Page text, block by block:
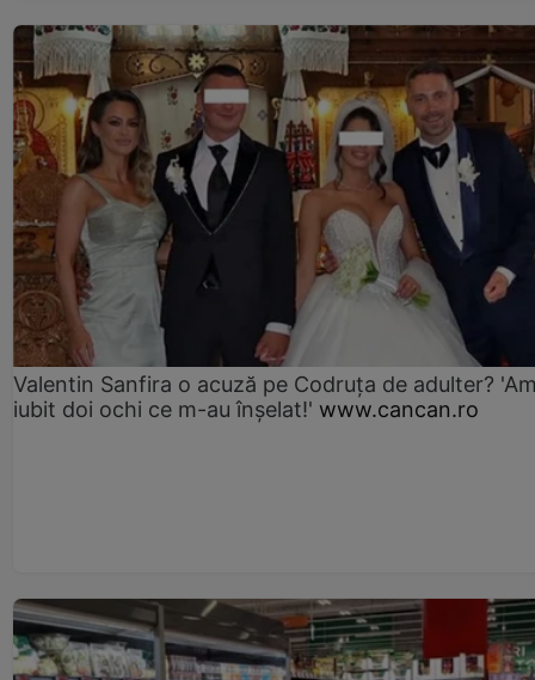
Valentin Sanfira o acuză pe Codruța de adulter?
iubit doi ochi ce m-au înșelat!' www.cancan.ro